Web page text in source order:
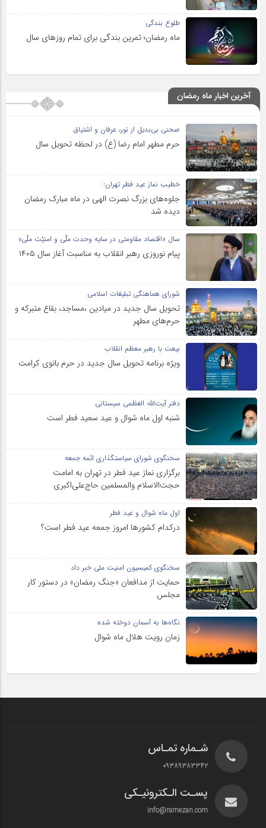
طلوع بندگی
ماه رمضان؛ تمرین بندگی برای تمام روزهای سال
آخرین اخبار ماه رمضان
صحنی بی‌بدیل از نور، عرفان و اشتیاق
حرم مطهر امام رضا (ع) در لحظه تحویل سال
خطیب نماز عید فطر تهران:
جلوه‌های بزرگ نصرت الهی در ماه مبارک رمضان
دیده شد
سال «اقتصاد مقاومتی در سایه وحدت ملّی و امنیّت ملّی»
پیام نوروزی رهبر انقلاب به مناسبت آغاز سال ۱۴۰۵
شورای هماهنگی تبلیغات اسلامی
تحویل سال‌ جدید در میادین ،مساجد، بقاع متبرکه‌ و
حرم‌های‌ مطهر
بیعت با رهبر معظم انقلاب
ویژه برنامه تحویل سال جدید در حرم بانوی کرامت
دفتر آیت‌الله العظمی سیستانی
شنبه اول ماه شوال و عید سعید فطر است
سخنگوی شورای سیاستگذاری ائمه جمعه
برگزاری نماز عید فطر در تهران به امامت
حجت‌الاسلام والمسلمین حاج‌علی‌اکبری
اول ماه شوال و عید فطر
درکدام کشورها امروز جمعه عید فطر است؟
سخنگوی کمیسیون امنیت ملی خبر داد
حمایت از مدافعان «جنگ رمضان» در دستور کار
مجلس
نگاه‌ها به آسمان دوخته شده
زمان رویت هلال ماه شوال
شـماره تمـاس
۰۹۳۸۹۳۸۳۳۴۲
پسـت الـکترونیـکی
info@ramezan.com